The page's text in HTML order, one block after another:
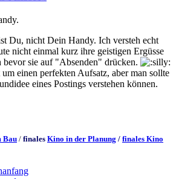
Du, nicht Dein Handy. Ich versteh echt
nicht einmal kurz ihre geistigen Ergüsse
bevor sie auf "Absenden" drücken.
einen perfekten Aufsatz, aber man sollte
eines Postings verstehen können.
Bau / finales Kino in der Planung / finales Kino